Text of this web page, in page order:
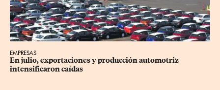
EMPRESAS
En julio, exportaciones y producción automotriz
intensificaron caídas